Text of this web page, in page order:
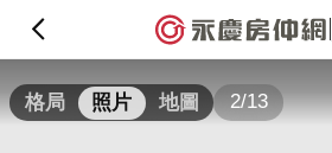
格局 照片 地圖 2/13